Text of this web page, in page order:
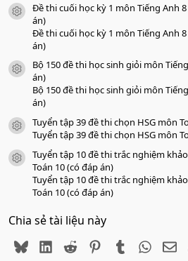
icon tài liệu
Đề thi cuối học kỳ 1 môn Tiếng Anh
án)
Đề thi cuối học kỳ 1 môn Tiếng Anh
án)
icon tài liệu
Bộ 150 đề thi học sinh giỏi môn
án)
Bộ 150 đề thi học sinh giỏi môn
án)
icon tài liệu
Tuyển tập 39 đề thi chọn HSG môn
Tuyển tập 39 đề thi chọn HSG môn
icon tài liệu
Tuyển tập 10 đề thi trắc nghiệm
Toán 10 (có đáp án)
Tuyển tập 10 đề thi trắc nghiệm
Toán 10 (có đáp án)
Chia sẻ tài liệu này
BlueskyLinkedIn
Reddit PinterestTumblr